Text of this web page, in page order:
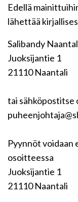
Edellä
lähettää
Salibandy
Juoksijantie 1
21110 Naantali
tai sähköpostitse
Pyynnöt voidaan
osoitteessa
Juoksijantie 1
21110 Naantali